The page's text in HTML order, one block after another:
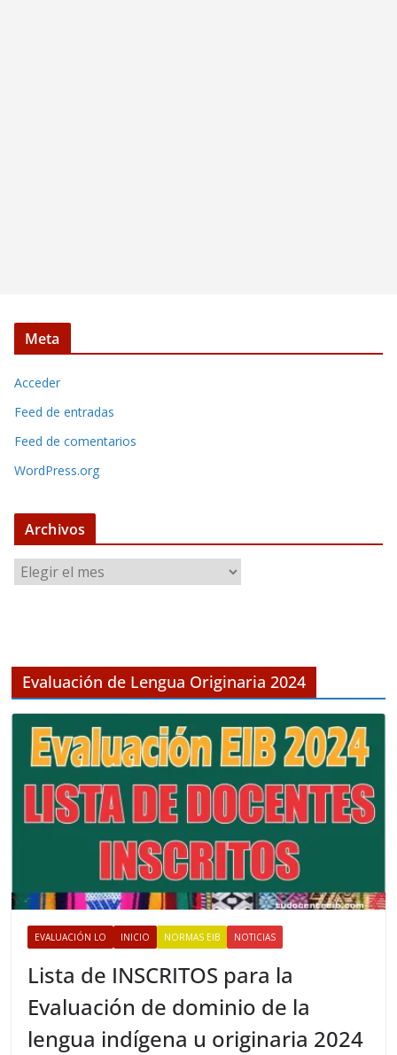
Meta
Acceder
Feed de entradas
Feed de comentarios
WordPress.org
Archivos
r
o
Evaluación de Lengua Originaria 2024
EVALUACIÓN LO INICIO NORMAS EIB NOTICIAS
Lista de INSCRITOS para la
Evaluación de dominio de la
lengua indígena u originaria 2024